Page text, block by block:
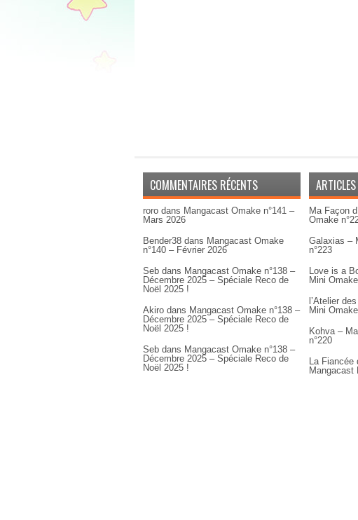
COMMENTAIRES RÉCENTS
roro dans Mangacast Omake n°141 –
Mars 2026
Bender38 dans Mangacast Omake
n°140 – Février 2026
Seb dans Mangacast Omake n°138 –
Décembre 2025 – Spéciale Reco de
Noël 2025 !
Akiro dans Mangacast Omake n°138 –
Décembre 2025 – Spéciale Reco de
Noël 2025 !
Seb dans Mangacast Omake n°138 –
Décembre 2025 – Spéciale Reco de
Noël 2025 !
Ma Façon
Omake
Galaxias –
n°223
Love is a
Mini
l’Atelier
Mini
Kohva –
n°220
La Fiancée
Mangacast